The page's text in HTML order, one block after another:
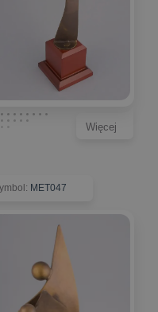
Więcej
: MET047